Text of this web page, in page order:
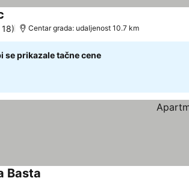
Pogledaj cene
Centar grada: udaljenost 10.7 km
se prikazale tačne cene
Basta